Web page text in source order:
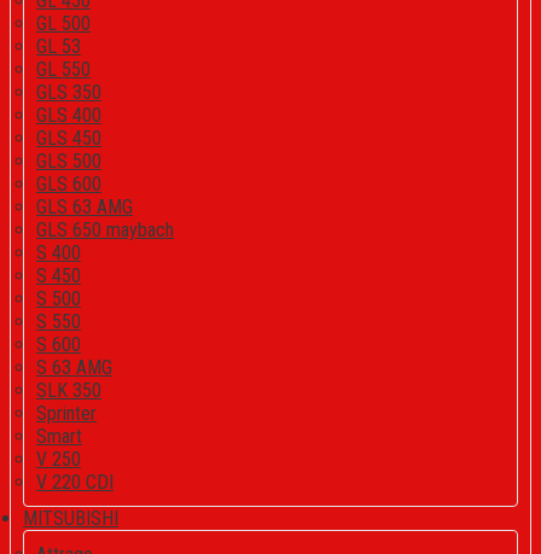
GL 500
GL 53
GL 550
GLS 350
GLS 400
GLS 450
GLS 500
GLS 600
GLS 63 AMG
GLS 650 maybach
S 400
S 450
S 500
S 550
S 600
S 63 AMG
SLK 350
Sprinter
Smart
V 250
V 220 CDI
MITSUBISHI